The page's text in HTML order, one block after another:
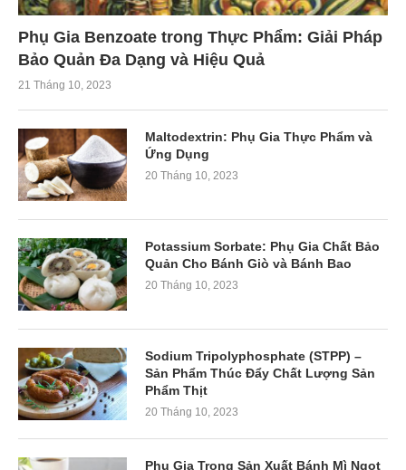
Phụ Gia Benzoate trong Thực Phẩm: Giải Pháp
Bảo Quản Đa Dạng và Hiệu Quả
21 Tháng 10, 2023
Maltodextrin: Phụ Gia Thực Phẩm và
Ứng Dụng
20 Tháng 10, 2023
Potassium Sorbate: Phụ Gia Chất Bảo
Quản Cho Bánh Giò và Bánh Bao
20 Tháng 10, 2023
Sodium Tripolyphosphate (STPP) –
Sản Phẩm Thúc Đẩy Chất Lượng Sản
Phẩm Thịt
20 Tháng 10, 2023
Phụ Gia Trong Sản Xuất Bánh Mì Ngọt